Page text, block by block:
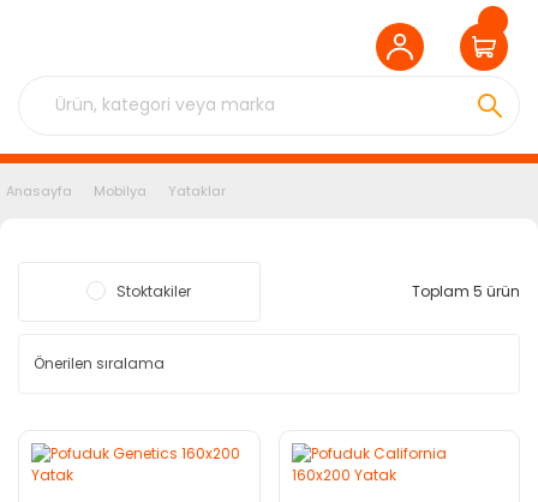
Anasayfa Mobilya Yataklar
Stoktakiler Toplam 5 ürün